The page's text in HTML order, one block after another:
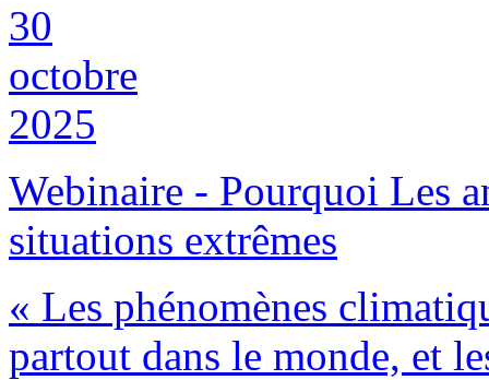
30
octobre
2025
Webinaire - Pourquoi Les
situations extrêmes
« Les phénomènes
partout dans le monde, et